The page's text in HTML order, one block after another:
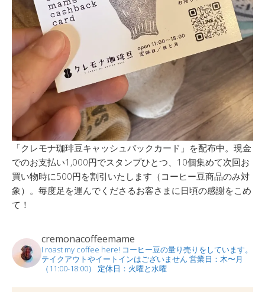
「クレモナ珈琲豆キャッシュバックカード」を配布中。現金
でのお支払い1,000円でスタンプひとつ、10個集めて次回お
買い物時に500円を割引いたします（コーヒー豆商品のみ対
象）。毎度足を運んでくださるお客さまに日頃の感謝をこめ
て！
cremonacoffeemame
I roast my coffee here! コーヒー豆の量り売りをしています。
テイクアウトやイートインはございません 営業日：木〜月
（11:00-18:00）
定休日：火曜と水曜